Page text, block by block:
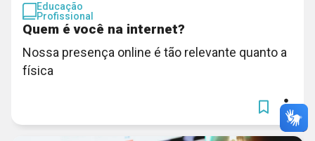
Educação
Profissional
Quem é você na internet?
Nossa presença online é tão relevante quanto a
física